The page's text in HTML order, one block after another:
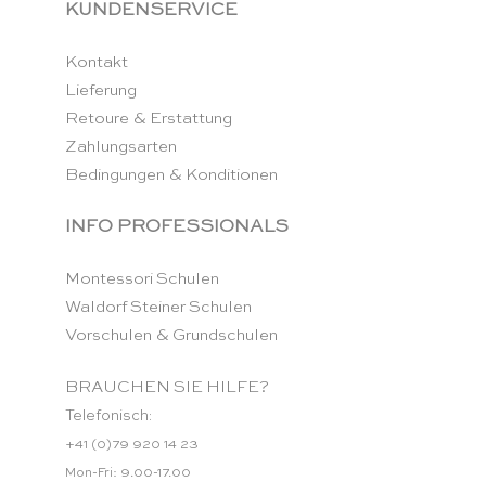
KUNDENSERVICE
Kontakt
Lieferung
Retoure & Erstattung
Zahlungsarten
Bedingungen & Konditionen
INFO PROFESSIONALS
Montessori Schulen
Waldorf Steiner Schulen
Vorschulen & Grundschulen
BRAUCHEN SIE HILFE?
Telefonisch:
+41 (0)79 920 14 23
Mon-Fri: 9.00-17.00